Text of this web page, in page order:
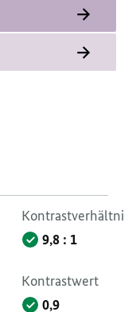
Kontrastverhältnis
9,8 : 1
Kontrastwert
0,9